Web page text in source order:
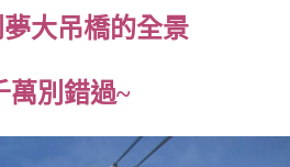
大吊橋的全景
萬別錯過~